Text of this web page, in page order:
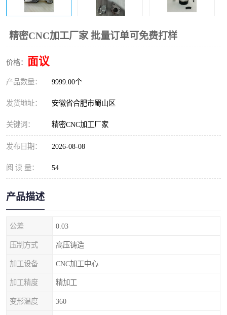
精密CNC加工厂家 批量订单可免费打样
价格： 面议
产品数量： 9999.00个
发货地址： 安徽省合肥市蜀山区
关键词： 精密CNC加工厂家
发布日期： 2026-08-08
阅 读 量： 54
产品描述
公差 0.03
压制方式 高压铸造
加工设备 CNC加工中心
加工精度 精加工
变形温度 360